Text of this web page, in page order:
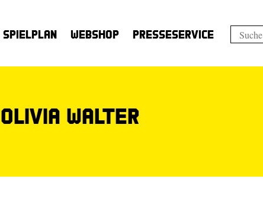
Spielplan Webshop Presseservice
Olivia Walter